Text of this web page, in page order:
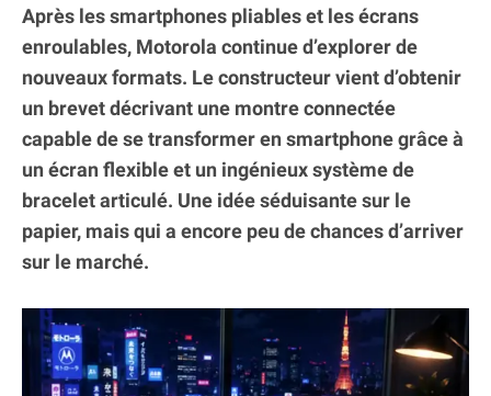
Après les smartphones pliables et les écrans
enroulables, Motorola continue d’explorer de
nouveaux formats. Le constructeur vient d’obtenir
un brevet décrivant une montre connectée
capable de se transformer en smartphone grâce à
un écran flexible et un ingénieux système de
bracelet articulé. Une idée séduisante sur le
papier, mais qui a encore peu de chances d’arriver
sur le marché.